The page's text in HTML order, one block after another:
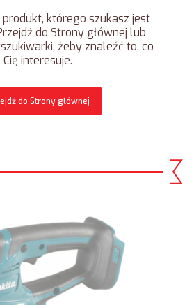
produkt, którego szukasz jest
do Strony głównej lub
żeby znaleźć to, co
Cię interesuje.
do Strony głównej